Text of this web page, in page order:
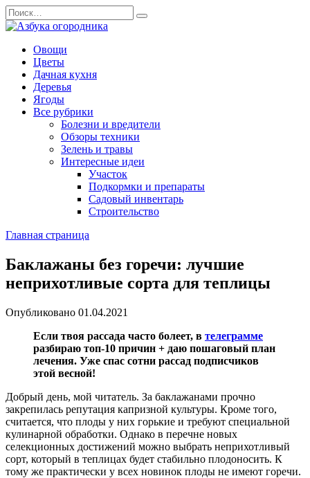
Перейти
к
содержанию
Search
for:
Овощи
Цветы
Дачная кухня
Деревья
Ягоды
Все рубрики
Болезни и вредители
Обзоры техники
Зелень и травы
Интересные идеи
Участок
Подкормки и препараты
Садовый инвентарь
Строительство
Главная страница
Баклажаны без горечи: лучшие
неприхотливые сорта для теплицы
Опубликовано 01.04.2021
Если твоя рассада часто болеет, в телеграмме
разбираю топ-10 причин + даю пошаговый план
лечения. Уже спас сотни рассад подписчиков
этой весной!
Добрый день, мой читатель. За баклажанами прочно
закрепилась репутация капризной культуры. Кроме того,
считается, что плоды у них горькие и требуют специальной
кулинарной обработки. Однако в перечне новых
селекционных достижений можно выбрать неприхотливый
сорт, который в теплицах будет стабильно плодоносить. К
тому же практически у всех новинок плоды не имеют горечи.